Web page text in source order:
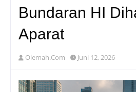
Bundaran HI
Aparat
Olemah.Com Juni 12, 2026